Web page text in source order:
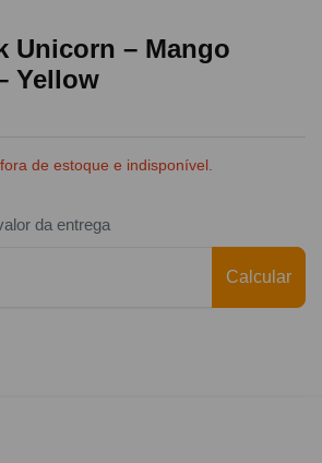
Unicorn – Mango
Yellow
de estoque e indisponível.
da entrega
Calcular